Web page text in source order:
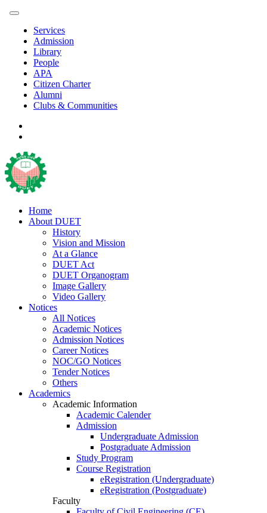
Services
Admission
Library
People
APA
Citizen Charter
Alumni
Clubs & Communities
Home
About DUET
History
Vision and Mission
At a Glance
DUET Act
DUET Organogram
Image Gallery
Video Gallery
Notices
All Notices
Academic Notices
Admission Notices
Career Notices
NOC/GO Notices
Tender Notices
Others
Academics
Academic Information
Academic Calender
Admission
Undergraduate Admission
Postgraduate Admission
Study Program
Course Registration
eRegistration (Undergraduate)
eRegistration (Postgraduate)
Faculty